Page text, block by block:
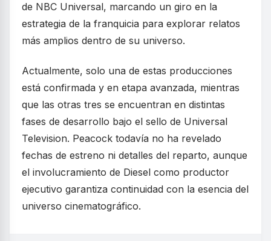
de NBC Universal, marcando un giro en la
estrategia de la franquicia para explorar relatos
más amplios dentro de su universo.
Actualmente, solo una de estas producciones
está confirmada y en etapa avanzada, mientras
que las otras tres se encuentran en distintas
fases de desarrollo bajo el sello de Universal
Television. Peacock todavía no ha revelado
fechas de estreno ni detalles del reparto, aunque
el involucramiento de Diesel como productor
ejecutivo garantiza continuidad con la esencia del
universo cinematográfico.